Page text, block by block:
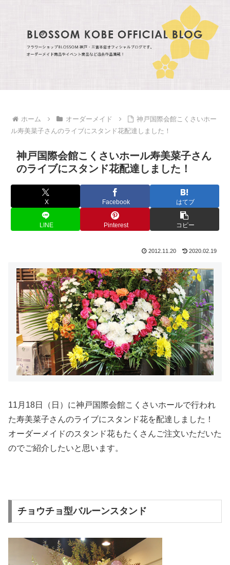
ホーム オーダーメイド
神戸国際会館こくさいホー
ル寿美菜子さんのライブにスタンド花配達しました！
神戸国際会館こくさいホール寿美菜子さん
のライブにスタンド花配達しました！
X Facebook はてブ
LINE Pinterest コピー
2012.11.20 2020.02.19
11月18日（日）に神戸国際会館こくさいホールで行われ
た寿美菜子さんのライブにスタンド花を配達しました！
オーダーメイドのスタンド花もたくさんご注文いただいた
のでご紹介したいと思います。
チョウチョ型バルーンスタンド